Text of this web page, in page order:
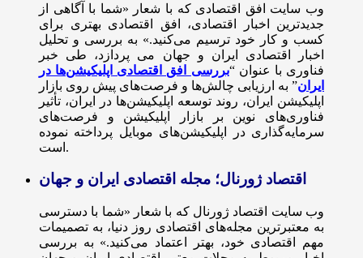
وب سایت افق اقتصادی که با شعار «شما با آگاهی از
جدیدترین اخبار اقتصادی، افق اقتصادی بهتری برای
کسب و کار خود ترسیم می‌کنید.» به بررسی و تحلیل
اخبار اقتصادی ایران و جهان می پردازد، طی خبر
فناوری با عنوان “بررسی افق اقتصادی اپلیکیشن‌ها در
ایران” به ارزیابی چالش‌ها و فرصت‌های پیش روی بازار
اپلیکیشن ایران، روند توسعه اپلیکیشن‌ها در ایران، تأثیر
فناوری‌های نوین بر بازار اپلیکیشن و فرصت‌های
سرمایه‌گذاری در اپلیکیشن‌های موبایل پرداخته نموده
است.
اقتصاد ژورنال؛ مجله اقتصادی ایران و جهان
وب سایت اقتصاد ژورنال که با شعار «شما با دسترسی
به معتبرترین مجله‌های اقتصادی روز دنیا، به تصمیمات
مهم اقتصادی خود، بهتر اعتماد می‌کنید.» به بررسی